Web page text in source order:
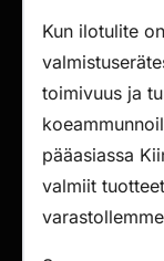
Kun ilotulite
toimivuus ja
pääasiassa
valmiit